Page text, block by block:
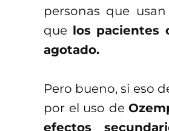
personas que
que los pacientes
agotado.
Pero bueno, si eso
por el uso de
efectos